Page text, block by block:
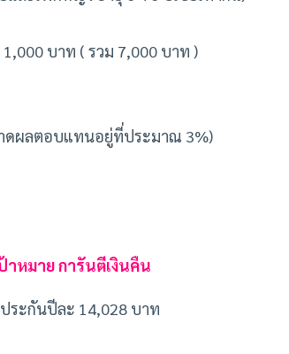
บาท ( รวม 7,000 บาท )
ดผลตอบแทนอยู่ที่ประมาณ 3%)
าหมาย การันตีเงินคืน
ระกันปีละ 14,028 บาท